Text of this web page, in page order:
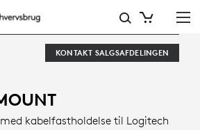
KONTAKT SALGSAFDELINGEN
kabelfastholdelse til Logitech